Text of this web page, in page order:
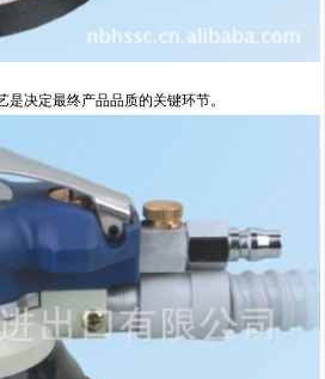
决定最终产品品质的关键环节。